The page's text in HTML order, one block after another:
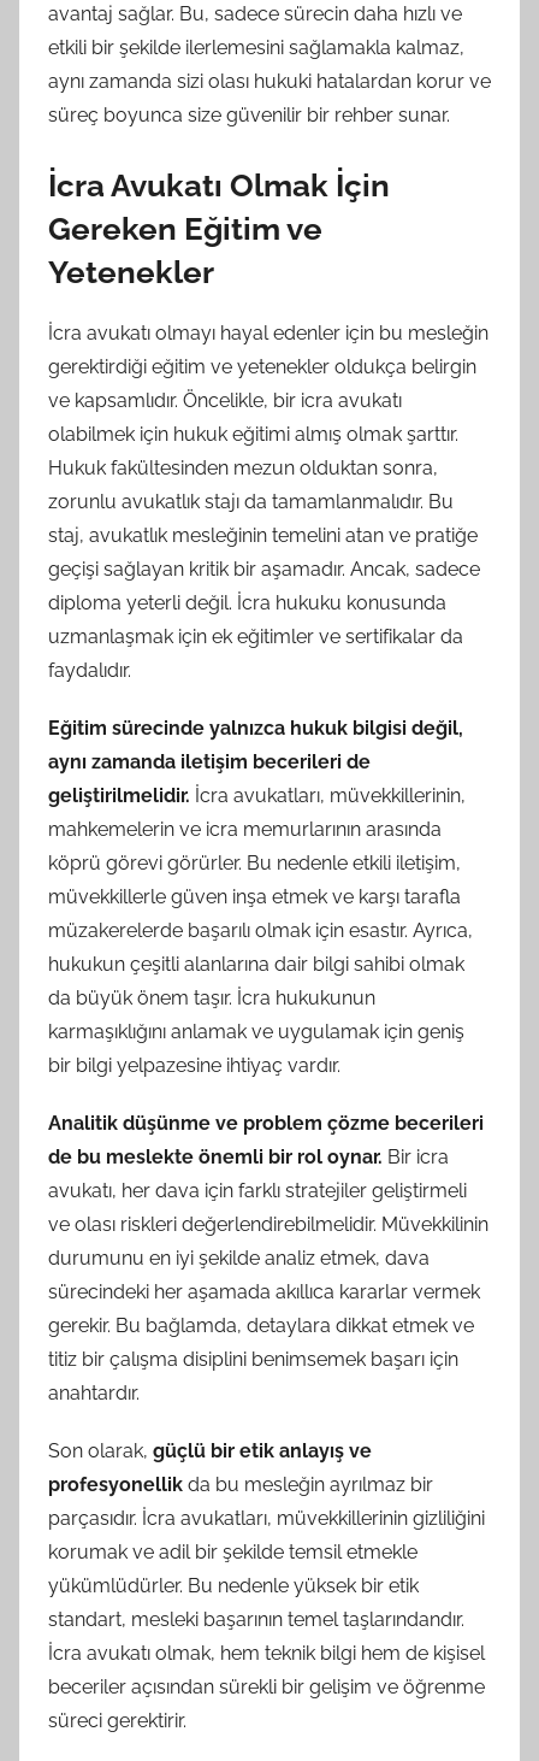
avantaj sağlar. Bu, sadece sürecin daha hızlı ve
etkili bir şekilde ilerlemesini sağlamakla kalmaz,
aynı zamanda sizi olası hukuki hatalardan korur ve
süreç boyunca size güvenilir bir rehber sunar.
İcra Avukatı Olmak İçin
Gereken Eğitim ve
Yetenekler
İcra avukatı olmayı hayal edenler için bu mesleğin
gerektirdiği eğitim ve yetenekler oldukça belirgin
ve kapsamlıdır. Öncelikle, bir icra avukatı
olabilmek için hukuk eğitimi almış olmak şarttır.
Hukuk fakültesinden mezun olduktan sonra,
zorunlu avukatlık stajı da tamamlanmalıdır. Bu
staj, avukatlık mesleğinin temelini atan ve pratiğe
geçişi sağlayan kritik bir aşamadır. Ancak, sadece
diploma yeterli değil. İcra hukuku konusunda
uzmanlaşmak için ek eğitimler ve sertifikalar da
faydalıdır.
Eğitim sürecinde yalnızca hukuk bilgisi değil,
aynı zamanda iletişim becerileri de
geliştirilmelidir. İcra avukatları, müvekkillerinin,
mahkemelerin ve icra memurlarının arasında
köprü görevi görürler. Bu nedenle etkili iletişim,
müvekkillerle güven inşa etmek ve karşı tarafla
müzakerelerde başarılı olmak için esastır. Ayrıca,
hukukun çeşitli alanlarına dair bilgi sahibi olmak
da büyük önem taşır. İcra hukukunun
karmaşıklığını anlamak ve uygulamak için geniş
bir bilgi yelpazesine ihtiyaç vardır.
Analitik düşünme ve problem çözme becerileri
de bu meslekte önemli bir rol oynar. Bir icra
avukatı, her dava için farklı stratejiler geliştirmeli
ve olası riskleri değerlendirebilmelidir. Müvekkilinin
durumunu en iyi şekilde analiz etmek, dava
sürecindeki her aşamada akıllıca kararlar vermek
gerekir. Bu bağlamda, detaylara dikkat etmek ve
titiz bir çalışma disiplini benimsemek başarı için
anahtardır.
Son olarak, güçlü bir etik anlayış ve
profesyonellik da bu mesleğin ayrılmaz bir
parçasıdır. İcra avukatları, müvekkillerinin gizliliğini
korumak ve adil bir şekilde temsil etmekle
yükümlüdürler. Bu nedenle yüksek bir etik
standart, mesleki başarının temel taşlarındandır.
İcra avukatı olmak, hem teknik bilgi hem de kişisel
beceriler açısından sürekli bir gelişim ve öğrenme
süreci gerektirir.